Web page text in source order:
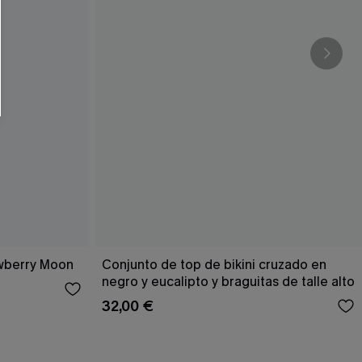
Moon
Conjunto de top de bikini cruzado en
negro y eucalipto y braguitas de talle alto
32,00 €
formulario, usted acepta nuestros
de Cupshe en cualquier momento del
y ofertas adaptados a su perfil.